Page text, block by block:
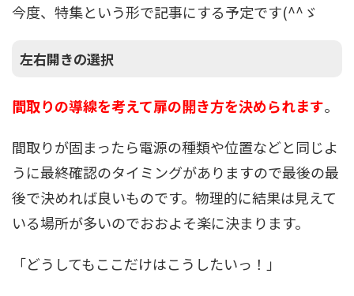
今度、特集という形で記事にする予定です(^^ゞ
左右開きの選択
間取りの導線を考えて扉の開き方を決められます。
間取りが固まったら電源の種類や位置などと同じよ
うに最終確認のタイミングがありますので最後の最
後で決めれば良いものです。物理的に結果は見えて
いる場所が多いのでおおよそ楽に決まります。
「どうしてもここだけはこうしたいっ！」